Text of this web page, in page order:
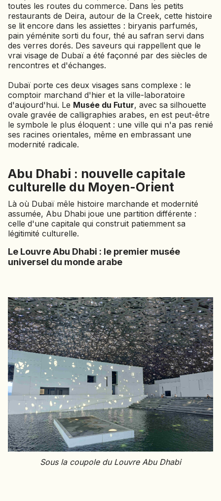
toutes les routes du commerce. Dans les petits
restaurants de Deira, autour de la Creek, cette histoire
se lit encore dans les assiettes : biryanis parfumés,
pain yéménite sorti du four, thé au safran servi dans
des verres dorés. Des saveurs qui rappellent que le
vrai visage de Dubaï a été façonné par des siècles de
rencontres et d'échanges.
Dubaï porte ces deux visages sans complexe : le
comptoir marchand d'hier et la ville-laboratoire
d'aujourd'hui. Le Musée du Futur, avec sa silhouette
ovale gravée de calligraphies arabes, en est peut-être
le symbole le plus éloquent : une ville qui n'a pas renié
ses racines orientales, même en embrassant une
modernité radicale.
Abu Dhabi : nouvelle capitale
culturelle du Moyen-Orient
Là où Dubaï mêle histoire marchande et modernité
assumée, Abu Dhabi joue une partition différente :
celle d'une capitale qui construit patiemment sa
légitimité culturelle.
Le Louvre Abu Dhabi : le premier musée
universel du monde arabe
Sous la coupole du Louvre Abu Dhabi